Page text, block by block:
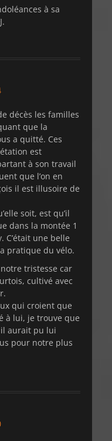
à sa
décès les familles
que la
a quitté. Ces
est
à son travail
que l’on en
il est illusoire de
soit, est qu’il
dans la montée 1
C’était une belle
pratique du vélo.
tristesse car
cultivé avec
qui croient que
à lui, je trouve que
aurait pu lui
pour notre plus